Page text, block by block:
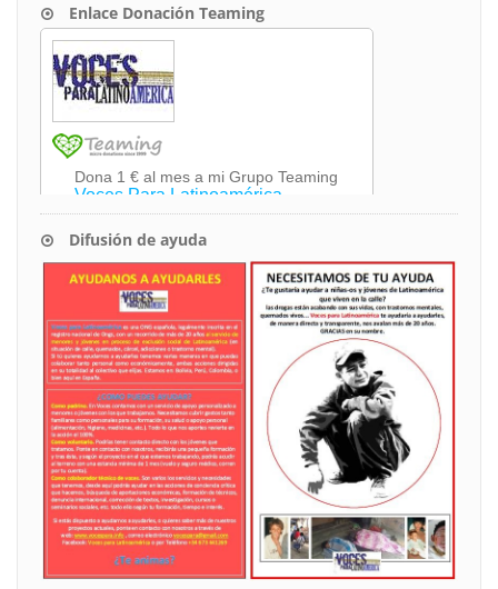
Enlace Donación Teaming
Difusión de ayuda